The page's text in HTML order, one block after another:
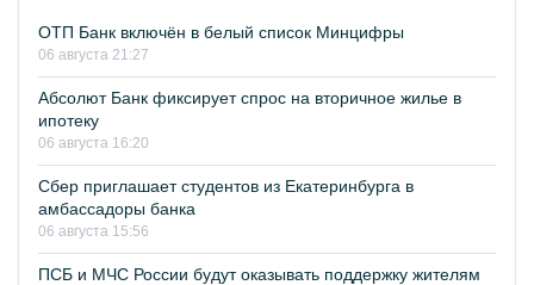
ОТП Банк включён в белый список Минцифры
06 августа 21:27
Абсолют Банк фиксирует спрос на вторичное жилье в
ипотеку
06 августа 16:20
Сбер приглашает студентов из Екатеринбурга в
амбассадоры банка
06 августа 15:56
ПСБ и МЧС России будут оказывать поддержку жителям